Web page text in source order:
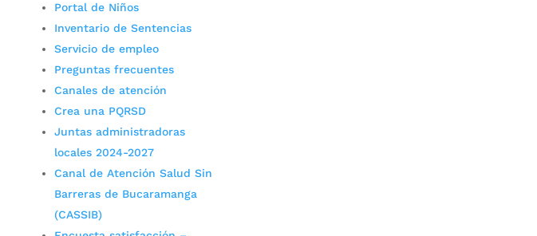
Portal de Niños
Inventario de Sentencias
Servicio de empleo
Preguntas frecuentes
Canales de atención
Crea una PQRSD
Juntas administradoras
locales 2024-2027
Canal de Atención Salud Sin
Barreras de Bucaramanga
(CASSIB)